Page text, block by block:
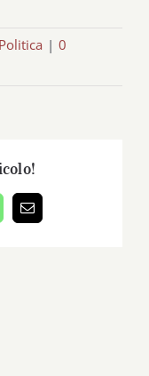
Politica | 0
Email